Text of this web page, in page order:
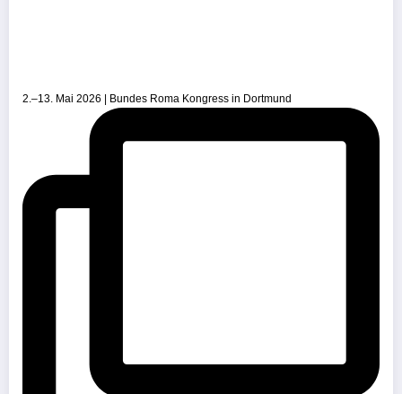
2.–13. Mai 2026 | Bundes Roma Kongress in Dortmund